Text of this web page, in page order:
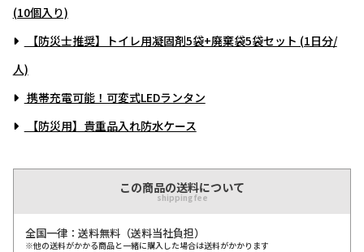
(10個入り)
【防災士推奨】トイレ用凝固剤5袋+廃棄袋5袋セット (1日分/
人)
携帯充電可能！可変式LEDランタン
【防災用】貴重品入れ防水ケース
この商品の送料について
shipping fee
全国一律：送料無料（送料当社負担）
※他の送料がかかる商品と一緒に購入した場合は送料がかかります